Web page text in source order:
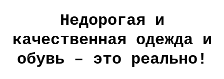
Недорогая и
качественная одежда и
обувь – это реально!